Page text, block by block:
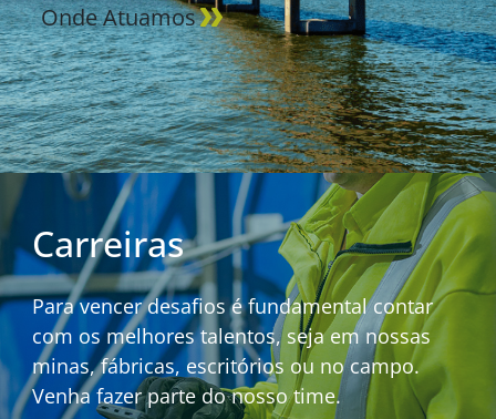
Onde Atuamos
Carreiras
Para vencer desafios é fundamental contar
com os melhores talentos, seja em nossas
minas, fábricas, escritórios ou no campo.
Venha fazer parte do nosso time.